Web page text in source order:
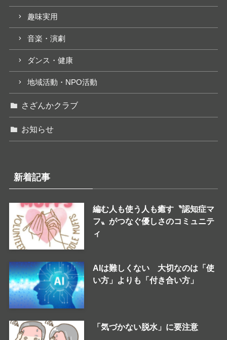
趣味実用
音楽・演劇
ダンス・健康
地域活動・NPO活動
さざんかクラブ
お知らせ
新着記事
編む人も使う人も癒す〝認知症マ
フ〟がつなぐ優しさのコミュニテ
ィ
AIは難しくない 大切なのは「使
い方」よりも「付き合い方」
「気づかない脱水」に要注意